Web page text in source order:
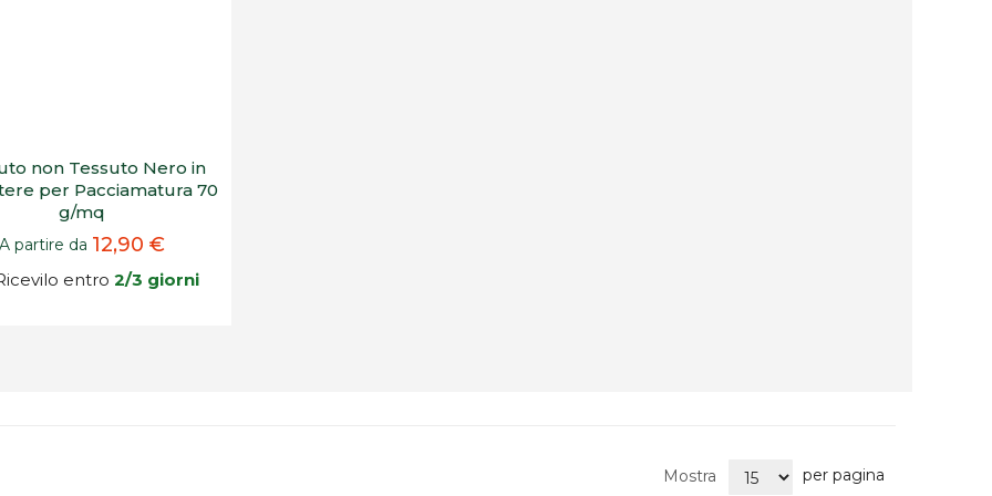
non Tessuto Nero in
per Pacciamatura 70
g/mq
A partire da 12,90 €
entro2/3 giorni
Mostra per pagina